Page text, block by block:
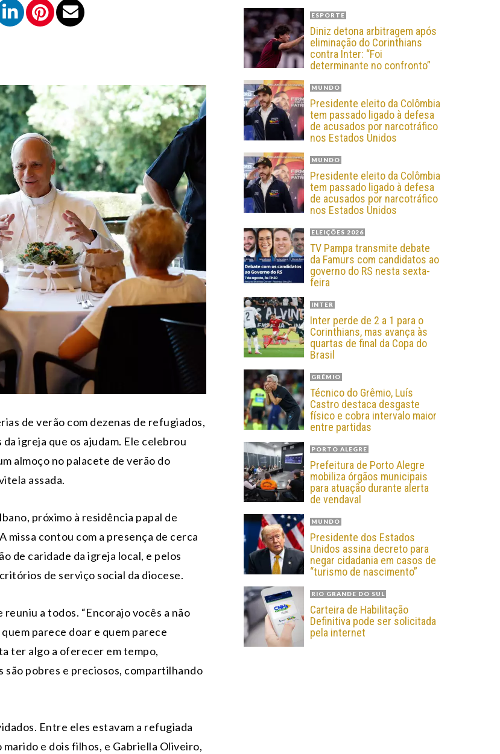
de verão com dezenas de refugiados,
igreja que os ajudam. Ele celebrou
almoço no palacete de verão do
assada.
próximo à residência papal de
missa contou com a presença de cerca
de caridade da igreja local, e pelos
de serviço social da diocese.
reuniu a todos. “Encorajo vocês a não
parece doar e quem parece
ter algo a oferecer em tempo,
são pobres e preciosos, compartilhando
Entre eles estavam a refugiada
e dois filhos, e Gabriella Oliveiro,
ESPORTE
Diniz detona arbitragem após
eliminação do Corinthians
contra Inter: “Foi
determinante no confronto”
MUNDO
Presidente eleito da Colômbia
tem passado ligado à defesa
de acusados por narcotráfico
nos Estados Unidos
MUNDO
Presidente eleito da Colômbia
tem passado ligado à defesa
de acusados por narcotráfico
nos Estados Unidos
ELEIÇÕES 2026
TV Pampa transmite debate
da Famurs com candidatos ao
governo do RS nesta sexta-
feira
INTER
Inter perde de 2 a 1 para o
Corinthians, mas avança às
quartas de final da Copa do
Brasil
GRÊMIO
Técnico do Grêmio, Luís
Castro destaca desgaste
físico e cobra intervalo maior
entre partidas
PORTO ALEGRE
Prefeitura de Porto Alegre
mobiliza órgãos municipais
para atuação durante alerta
de vendaval
MUNDO
Presidente dos Estados
Unidos assina decreto para
negar cidadania em casos de
“turismo de nascimento”
RIO GRANDE DO SUL
Carteira de Habilitação
Definitiva pode ser solicitada
pela internet